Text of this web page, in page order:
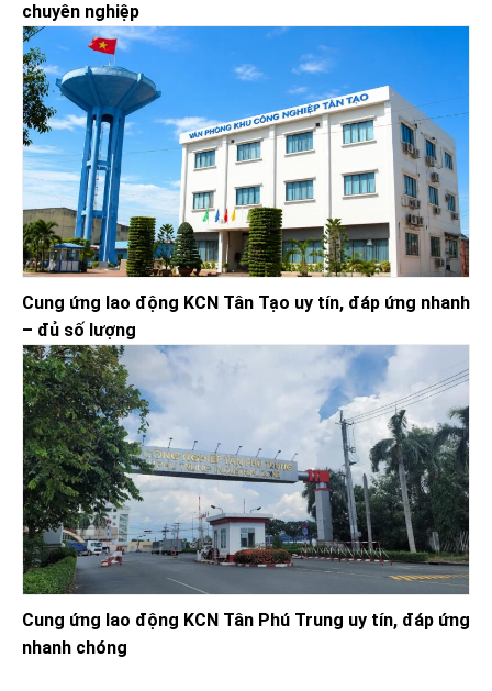
chuyên nghiệp
Cung ứng lao động KCN Tân Tạo uy tín, đáp ứng nhanh
– đủ số lượng
Cung ứng lao động KCN Tân Phú Trung uy tín, đáp ứng
nhanh chóng